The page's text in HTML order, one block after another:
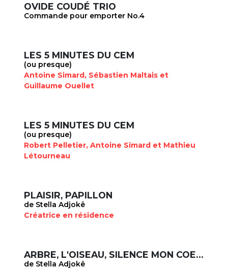
OVIDE COUDÉ TRIO
Commande pour emporter No.4
LES 5 MINUTES DU CEM
(ou presque)
Antoine Simard, Sébastien Maltais et
Guillaume Ouellet
LES 5 MINUTES DU CEM
(ou presque)
Robert Pelletier, Antoine Simard et Mathieu
Létourneau
PLAISIR, PAPILLON
de Stella Adjokê
Créatrice en résidence
ARBRE, L'OISEAU, SILENCE MON COEUR PARLE
de Stella Adjokê